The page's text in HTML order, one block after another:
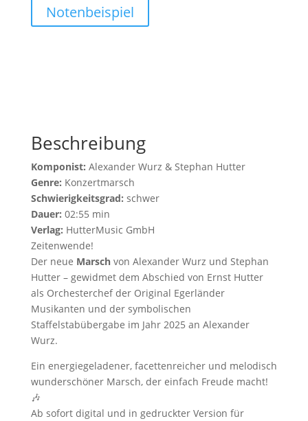
Notenbeispiel
Beschreibung
Komponist: Alexander Wurz & Stephan Hutter
Genre: Konzertmarsch
Schwierigkeitsgrad: schwer
Dauer: 02:55 min
Verlag: HutterMusic GmbH
Zeitenwende!
Der neue Marschvon Alexander Wurz und Stephan
Hutter – gewidmet dem Abschied von Ernst Hutter
als Orchesterchef der Original Egerländer
Musikanten und der symbolischen
Staffelstabübergabe im Jahr 2025 an Alexander
Wurz.
Ein energiegeladener, facettenreicher und melodisch
wunderschöner Marsch, der einfach Freude macht!
🎶
Ab sofort digital und in gedruckter Version für